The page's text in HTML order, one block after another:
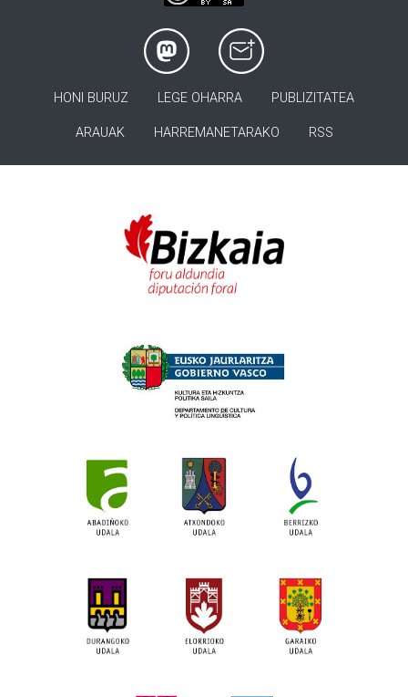
HONI BURUZ LEGE OHARRA PUBLIZITATEA
ARAUAK HARREMANETARAKO RSS